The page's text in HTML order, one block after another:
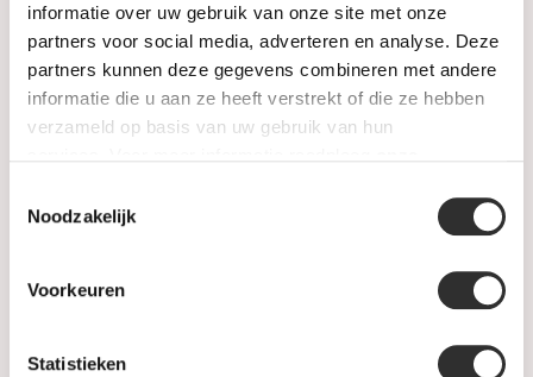
informatie over uw gebruik van onze site met onze
partners voor social media, adverteren en analyse. Deze
partners kunnen deze gegevens combineren met andere
informatie die u aan ze heeft verstrekt of die ze hebben
verzameld op basis van uw gebruik van hun
Noodzakelijk
Voorkeuren
Statistieken
Heren Sieraden
SALE
Levertijd & verzendkosten